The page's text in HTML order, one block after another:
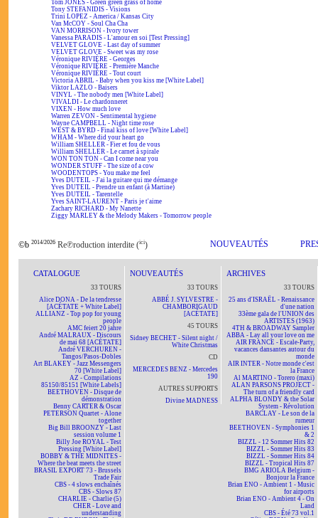
Tom JONES - Green green grass of home
Tony STEFANIDIS - Visions
Trini LOPEZ - America / Kansas City
Van McCOY - Soul Cha Cha
VAN MORRISON - Ivory tower
Vanessa PARADIS - L'amour en soi [Test Pressing]
VELVET GLOVE - Last day of summer
VELVET GLOVE - Sweet was my rose
Véronique RIVIÈRE - Georges
Véronique RIVIÈRE - Première Manche
Véronique RIVIÈRE - Tout court
Victoria ABRIL - Baby when you kiss me [White Label]
Viktor LAZLO - Baisers
VINYL - The nobody men [White Label]
VIVALDI - Le chardonneret
VIXEN - How much love
Warren ZEVON - Sentimental hygiene
Wayne CAMPBELL - Night time rose
WEST & BYRD - Final kiss of love [White Label]
WHAM - Where did your heart go
William SHELLER - Fier et fou de vous
William SHELLER - Le carnet à spirale
WON TON TON - Can I come near you
WONDER STUFF - The size of a cow
WOODENTOPS - You make me feel
Yves DUTEIL - J'ai la guitare qui me démange
Yves DUTEIL - Prendre un enfant (à Martine)
Yves DUTEIL - Tarentelle
Yves SAINT-LAURENT - Paris je t'aime
Zachary RICHARD - My Nanette
Ziggy MARLEY & the Melody Makers - Tomorrow people
©b 2014/2026 Re℗roduction interdite (ici) NOUVEAUTÉS
CATALOGUE
33 TOURS
Alice DONA - De la tendresse
[ACÉTATE + White Label]
ALLIANZ - Top pop for young
people
AMC feiert 20 jahre
André MALRAUX - Discours
de mai 68 [ACÉTATE]
André VERCHUREN -
Tangos/Pasos-Dobles
Art BLAKEY - Jazz Messengers
70 [White Label]
AZ - Compilations
85150/85151 [White Labels]
BEETHOVEN - Disque de
démonstration
Benny CARTER & Oscar
PETERSON Quartet - Alone
together
Big Bill BROONZY - Last
session volume 1
Billy Joe ROYAL - Test
Pressing [White Label]
BOBBY & THE MIDNITES -
Where the beat meets the street
BRASIL EXPORT 73 - Brussels
Trade Fair
CBS - 4 slows enchaînés
CBS - Slows 87
CHARLIE - Charlie (5)
CHER - Love and
understanding
NOUVEAUTÉS
33 TOURS
ABBÉ J. SYLVESTRE -
CHAMBORIGAUD
[ACÉTATE]
45 TOURS
Sidney BECHET - Silent night /
White Christmas
CD
MERCEDES BENZ - Mercedes
190
AUTRES SUPPORTS
Divine MADNESS
ARCHIVES
33 TOURS
25 ans d'ISRAËL - Renaissance
d'une nation
33ème gala de l'UNION des
ARTISTES (1963)
4TH & BROADWAY Sampler
ABBA - Lay all your love on me
AIR FRANCE - Escale-Party,
vacances dansantes autour du
monde
AIR INTER - Notre monde c'est
la France
Al MARTINO - Torero (maxi)
ALAN PARSONS PROJECT -
The turn of a friendly card
ALPHA BLONDY & the Solar
System - Révolution
BARCLAY - Le son de la
rumeur
BEETHOVEN - Symphonies 1
& 2
BIZZL - 12 Sommer Hits 82
BIZZL - Sommer Hits 83
BIZZL - Sommer Hits 84
BIZZL - Tropical Hits 87
BMG ARIOLA Belgium -
Bonjour la France
Brian ENO - Ambient 1 - Music
for airports
Brian ENO - Ambient 4 - On
Land
CBS - Été 73 vol.1